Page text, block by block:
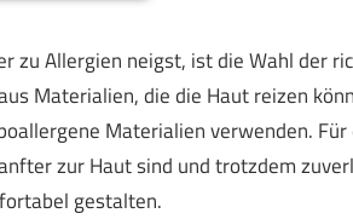
zu Allergien neigst, ist die Wahl der
Materialien, die die Haut reizen
Materialien verwenden.
zur Haut sind und trotzdem
gestalten.